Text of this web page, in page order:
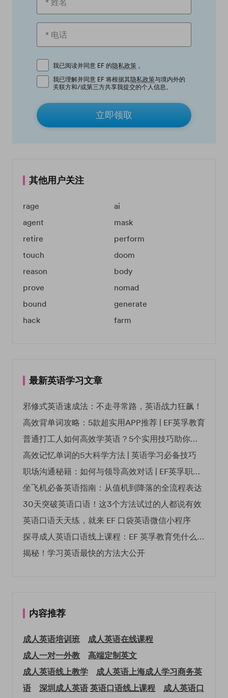
我已阅读并同意 EF 的隐私政策 。
我已理解并同意 EF 将根据其隐私政策与境内外的
关联方和/或第三方共享我提交的个人信息。
立即领取
其他用户关注
rage
ai
agent
mask
retire
perform
touch
doom
reason
body
prove
nomad
bound
generate
hack
farm
最新英语学习文章
邪修式英语速成法：不走寻常路，英语战力狂飙！
高效背单词攻略：5款超实用APP推荐 | EF英孚教育
普通打工人如何高效学英语？5个实用技巧助你突破职场瓶颈
高效记忆单词的5大科学方法 | 英语学习必备技巧
职场沟通秘籍：如何与领导高效对话 | EF英孚职场指南
坐飞机必备英语指南：从值机到降落的全流程表达
30天突破英语口语！这3个方法试过的人都说有效
英语口语天天练，就来 EF 口袋英语微信小程序
探寻成人英语口语线上课程：EF 英孚教育凭什么领航
揭秘！学习英语最快的方法大公开
内容推荐
成人英语培训班
成人英语在线课程
成人一对一外教
高端定制英文
成人英语线上教学
成人英语上海成人学习商务英
语
深圳成人英语英语口语线上课程
成人英语口